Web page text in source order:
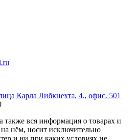
Карла Либкнехта, 4., офис. 501
также вся информация о товарах и
нём, носит исключительно
и ни при каких условиях не